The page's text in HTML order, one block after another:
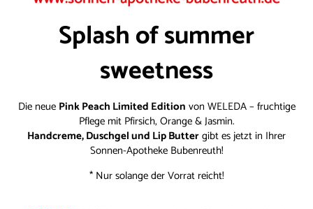
Splash of summer
sweetness
Die neue Pink Peach Limited Edition von WELEDA – fruchtige
Pflege mit Pfirsich, Orange & Jasmin.
Handcreme, Duschgel und Lip Buttergibt es jetzt in Ihrer
Sonnen-Apotheke Bubenreuth!
* Nur solange der Vorrat reicht!